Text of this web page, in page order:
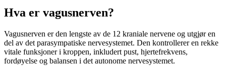
Hva er vagusnerven?
Vagusnerven er den lengste av de 12 kraniale nervene og utgjør en
del av det parasympatiske nervesystemet. Den kontrollerer en rekke
vitale funksjoner i kroppen, inkludert pust, hjertefrekvens,
fordøyelse og balansen i det autonome nervesystemet.